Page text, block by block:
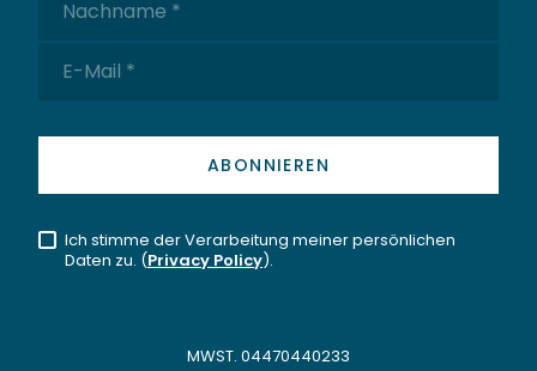
Ich stimme der Verarbeitung meiner persönlichen
Daten zu. (Privacy Policy).
MWST. 04470440233